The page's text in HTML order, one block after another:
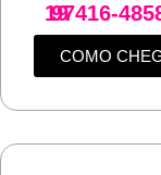
19
97416-
COMO